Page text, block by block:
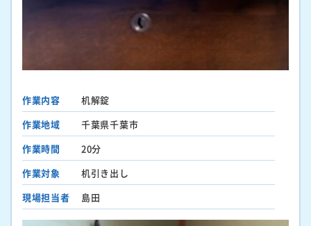
作業内容
机解錠
作業地域
千葉県千葉市
作業時間
20分
作業対象
机引き出し
現場担当者
島田